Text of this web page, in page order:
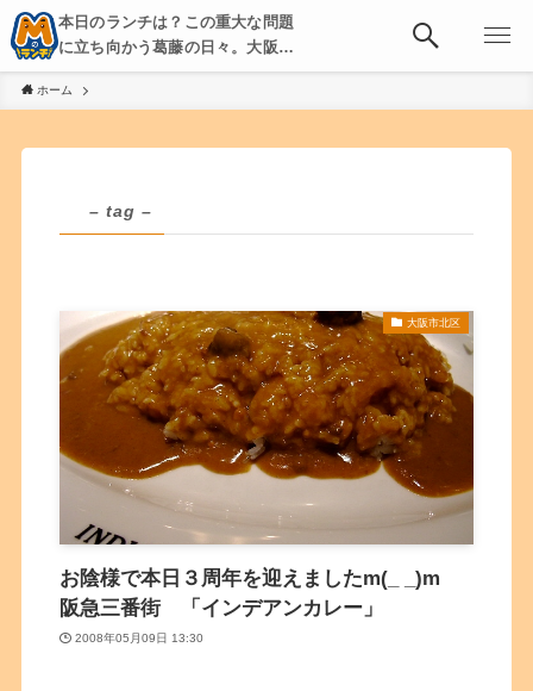
本日のランチは？この重大な問題
に立ち向かう葛藤の日々。大阪・
京都・神戸を中心とした食べ歩
き、飲み歩きを綴る。
ホーム
– tag –
大阪市北区
お陰様で本日３周年を迎えましたm(_ _)m
阪急三番街 「インデアンカレー」
2008年05月09日 13:30